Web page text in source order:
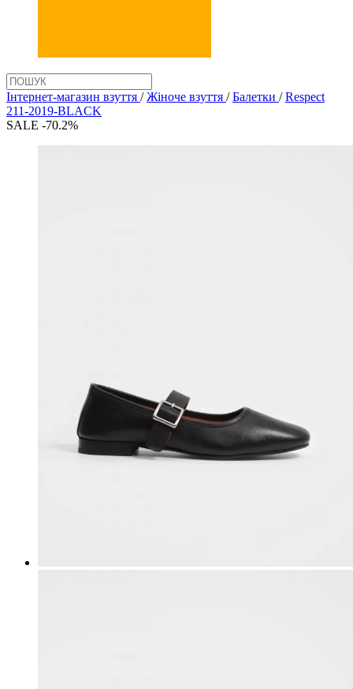
Інтернет-магазин взуття / Жіноче взуття / Балетки / Respect
211-2019-BLACK
SALE -70.2%